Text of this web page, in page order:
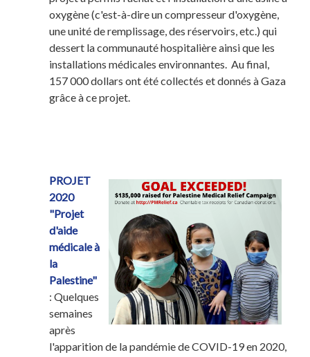
oxygène (c'est-à-dire un compresseur d'oxygène,
une unité de remplissage, des réservoirs, etc.) qui
dessert la communauté hospitalière ainsi que les
installations médicales environnantes. Au final,
157 000 dollars ont été collectés et donnés à Gaza
grâce à ce projet.
PROJET
2020
"Projet
d'aide
médicale à
la
Palestine"
: Quelques
semaines
après
l'apparition de la pandémie de COVID-19 en 2020,